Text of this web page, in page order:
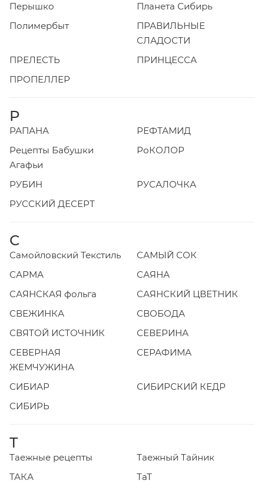
Перышко
Планета Сибирь
Полимербыт
ПРАВИЛЬНЫЕ
СЛАДОСТИ
ПРЕЛЕСТЬ
ПРИНЦЕССА
ПРОПЕЛЛЕР
Р
РАПАНА
РЕФТАМИД
Рецепты Бабушки
Агафьи
РоКОЛОР
РУБИН
РУСАЛОЧКА
РУССКИЙ ДЕСЕРТ
С
Самойловский Текстиль
САМЫЙ СОК
САРМА
САЯНА
САЯНСКАЯ фольга
САЯНСКИЙ ЦВЕТНИК
СВЕЖИНКА
СВОБОДА
СВЯТОЙ ИСТОЧНИК
СЕВЕРИНА
СЕВЕРНАЯ
ЖЕМЧУЖИНА
СЕРАФИМА
СИБИАР
СИБИРСКИЙ КЕДР
СИБИРЬ
Т
Таежные рецепты
Таежный Тайник
ТАКА
ТаТ